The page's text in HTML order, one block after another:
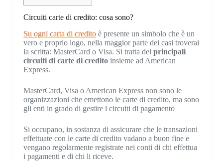
Circuiti carte di credito: cosa sono?
Su ogni carta di creditoè presente un simbolo che è un
vero e proprio logo, nella maggior parte dei casi troverai
la scritta: MasterCard o Visa. Si tratta dei principali
circuiti di carte di creditoinsieme ad American
Express.
MasterCard, Visa o American Express non sono le
organizzazioni che emettono le carte di credito, ma sono
gli enti in grado di gestire i circuiti di pagamento
Si occupano, in sostanza di assicurare che le transazioni
effettuate con le carte di credito vadano a buon fine e
vengano regolarmente registrate nei conti di chi effettua
i pagamenti e di chi li riceve.